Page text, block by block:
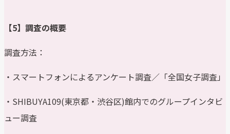
【5】調査の概要
調査方法：
・スマートフォンによるアンケート調査／「全国女子調査」
・SHIBUYA109(東京都・渋谷区)館内でのグループインタビ
ュー調査